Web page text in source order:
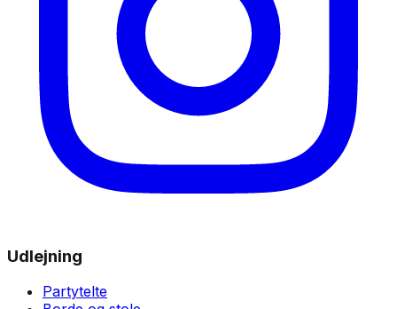
Udlejning
Partytelte